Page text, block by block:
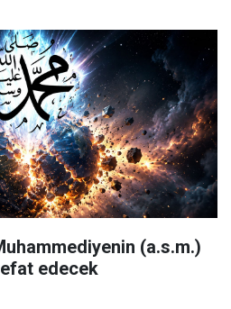
(a.s.m.)
edecek